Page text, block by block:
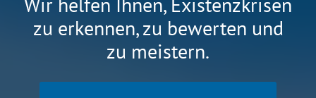
zu erkennen, zu bewerten und
zu meistern.